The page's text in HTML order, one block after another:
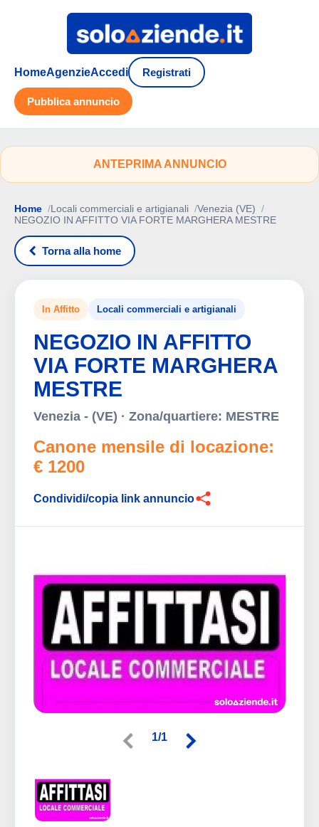
HomeAgenzieAccedi Registrati
Pubblica annuncio
ANTEPRIMA ANNUNCIO
Home Locali commerciali e artigianali
Venezia (VE)
NEGOZIO IN AFFITTO VIA FORTE MARGHERA MESTRE
Torna alla home
In Affitto Locali commerciali e artigianali
NEGOZIO IN AFFITTO
VIA FORTE MARGHERA
MESTRE
Venezia - (VE) · Zona/quartiere: MESTRE
Canone mensile di locazione:
€ 1200
Condividi/copia link annuncio
1/1